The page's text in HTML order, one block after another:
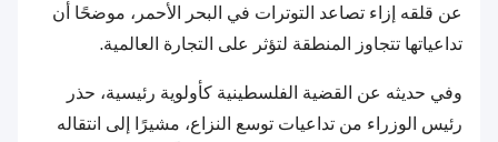
عن قلقه إزاء تصاعد التوترات في البحر الأحمر، موضحًا أن
تداعياتها تتجاوز المنطقة لتؤثر على التجارة العالمية.
وفي حديثه عن القضية الفلسطينية كأولوية رئيسية، حذر
رئيس الوزراء من تداعيات توسع النزاع، مشيرًا إلى انتقاله